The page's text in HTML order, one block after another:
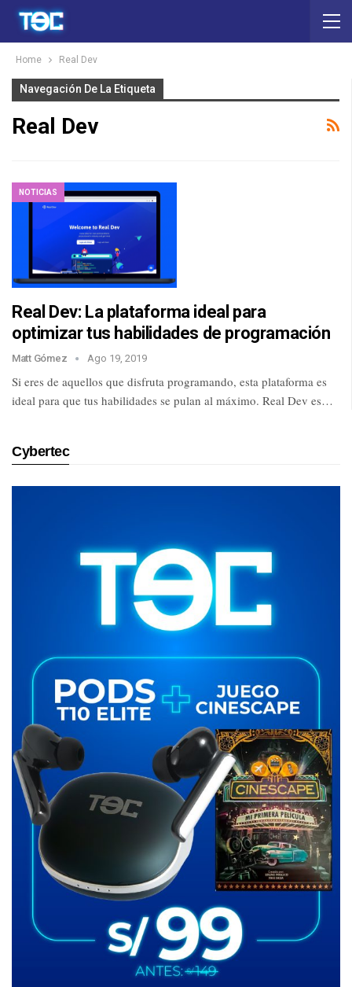
Home Real Dev
Navegación De La Etiqueta
Real Dev
NOTICIAS
Real Dev: La plataforma ideal para
optimizar tus habilidades de programación
Matt Gómez Ago 19, 2019
Si eres de aquellos que disfruta programando, esta plataforma es
ideal para que tus habilidades se pulan al máximo. Real Dev es…
Cybertec